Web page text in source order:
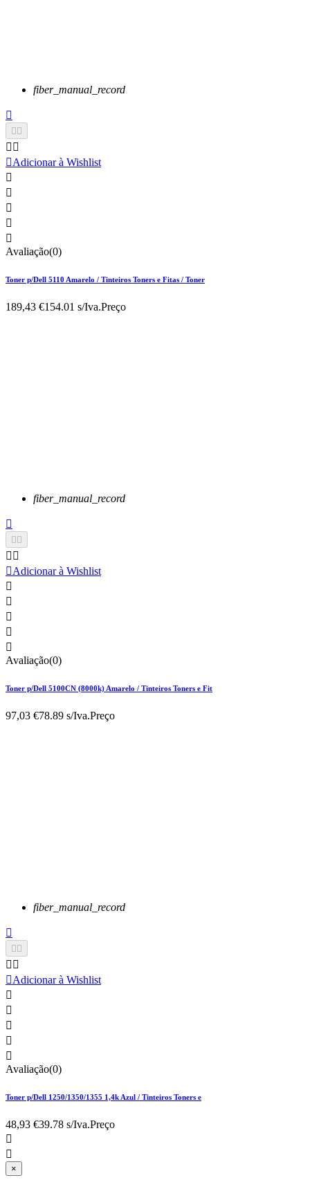
fiber_manual_record

 
 
Adicionar à Wishlist





Avaliação(0)
Toner p/Dell 5110 Amarelo / Tinteiros Toners e Fitas / Toner
189,43 €154.01 s/Iva.Preço
fiber_manual_record

 
 
Adicionar à Wishlist





Avaliação(0)
Toner p/Dell 5100CN (8000k) Amarelo / Tinteiros Toners e Fit
97,03 €78.89 s/Iva.Preço
fiber_manual_record

 
 
Adicionar à Wishlist





Avaliação(0)
Toner p/Dell 1250/1350/1355 1,4k Azul / Tinteiros Toners e
48,93 €39.78 s/Iva.Preço


×